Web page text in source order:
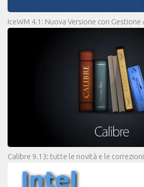
IceWM 4.1: Nuova Versione con
Calibre 9.13: tutte le novità e le